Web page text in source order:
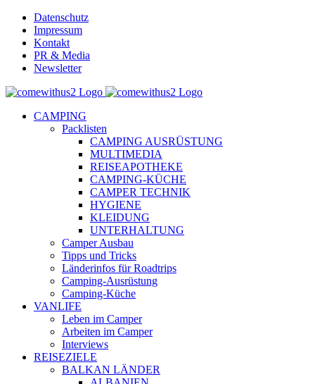
Skip
content
Datenschutz
Impressum
Kontakt
PR & Media
Newsletter
YouTube
Facebook
Twitter
Instagram
Pinterest
Email
CAMPING
Packlisten
CAMPING AUSRÜSTUNG
MULTIMEDIA
REISEAPOTHEKE
CAMPING-KÜCHE
CAMPER TECHNIK
HYGIENE
KLEIDUNG
UNTERHALTUNG
Camper Ausbau
Tipps und Tricks
Länderinfos für Roadtrips
Camping-Ausrüstung
Camping-Küche
VANLIFE
Leben im Camper
Arbeiten im Camper
Interviews
REISEZIELE
BALKAN LÄNDER